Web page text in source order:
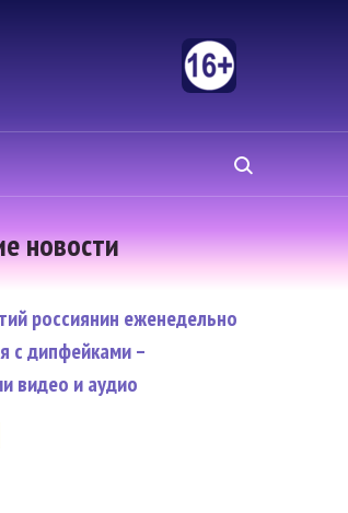
новости
россиянин еженедельно
с дипфейками –
видео и аудио